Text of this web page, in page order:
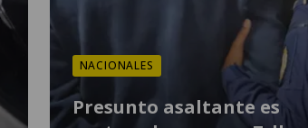
NACIONALES
Presunto asaltante es